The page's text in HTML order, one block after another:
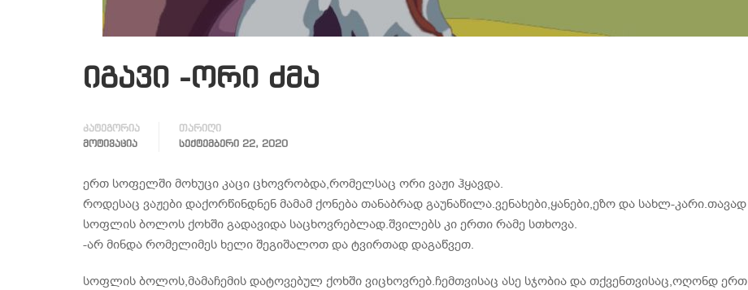
იგავი -ორი ძმა
კატეგორია
ᲛᲝᲢᲘᲕᲐᲪᲘᲐ
თარიღი
ᲡᲔᲥᲢᲔᲛᲑᲔᲠᲘ 22, 2020
ერთ სოფელში მოხუცი კაცი ცხოვრობდა,რომელსაც ორი ვაჟი ჰყავდა.
როდესაც ვაჟები დაქორწინდნენ მამამ ქონება თანაბრად გაუნაწილა.ვენახები,ყანები,ეზო და სახლ-კარი.თავად
სოფლის ბოლოს ქოხში გადავიდა საცხოვრებლად.შვილებს კი ერთი რამე სთხოვა.
-არ მინდა რომელიმეს ხელი შეგიშალოთ და ტვირთად დაგაწვეთ.
სოფლის ბოლოს,მამაჩემის დატოვებულ ქოხში ვიცხოვრებ.ჩემთვისაც ასე სჯობია და თქვენთვისაც,ოღონდ ერთ